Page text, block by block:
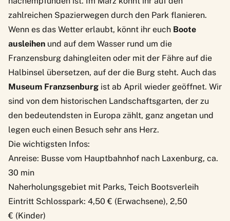
zahlreichen Spazierwegen durch den Park flanieren.
Wenn es das Wetter erlaubt, könnt ihr euch Boote
ausleihen und auf dem Wasser rund um die
Franzensburg dahingleiten oder mit der Fähre auf die
Halbinsel übersetzen, auf der die Burg steht. Auch das
Museum Franzsenburg ist ab April wieder geöffnet. Wir
sind von dem historischen Landschaftsgarten, der zu
den bedeutendsten in Europa zählt, ganz angetan und
legen euch einen Besuch sehr ans Herz.
Die wichtigsten Infos:
Anreise: Busse vom Hauptbahnhof nach Laxenburg, ca.
30 min
Naherholungsgebiet mit Parks, Teich Bootsverleih
Eintritt Schlosspark: 4,50 € (Erwachsene), 2,50
€ (Kinder)